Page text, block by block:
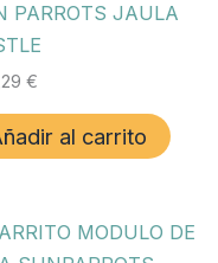
PARROTS JAULA
€
al carrito